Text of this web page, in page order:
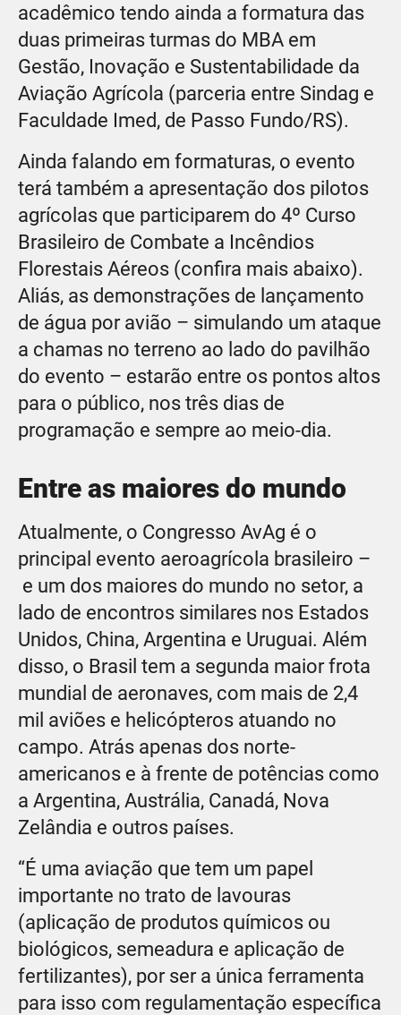
acadêmico tendo ainda a formatura das
duas primeiras turmas do MBA em
Gestão, Inovação e Sustentabilidade da
Aviação Agrícola (parceria entre Sindag e
Faculdade Imed, de Passo Fundo/RS).
Ainda falando em formaturas, o evento
terá também a apresentação dos pilotos
agrícolas que participarem do 4º Curso
Brasileiro de Combate a Incêndios
Florestais Aéreos (confira mais abaixo).
Aliás, as demonstrações de lançamento
de água por avião – simulando um ataque
a chamas no terreno ao lado do pavilhão
do evento – estarão entre os pontos altos
para o público, nos três dias de
programação e sempre ao meio-dia.
Entre as maiores do mundo
Atualmente, o Congresso AvAg é o
principal evento aeroagrícola brasileiro –
e um dos maiores do mundo no setor, a
lado de encontros similares nos Estados
Unidos, China, Argentina e Uruguai. Além
disso, o Brasil tem a segunda maior frota
mundial de aeronaves, com mais de 2,4
mil aviões e helicópteros atuando no
campo. Atrás apenas dos norte-
americanos e à frente de potências como
a Argentina, Austrália, Canadá, Nova
Zelândia e outros países.
“É uma aviação que tem um papel
importante no trato de lavouras
(aplicação de produtos químicos ou
biológicos, semeadura e aplicação de
fertilizantes), por ser a única ferramenta
para isso com regulamentação específica